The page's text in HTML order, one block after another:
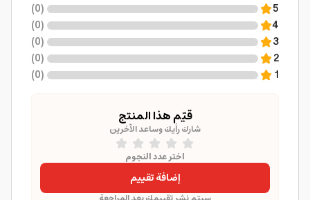
5
(
0
)
4
(
0
)
3
(
0
)
2
(
0
)
1
(
0
)
قيّم هذا المنتج
شارك رأيك وساعد الآخرين
اختر عدد النجوم
إضافة تقييم